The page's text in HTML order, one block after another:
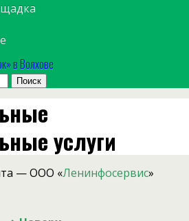
в Волхове
услуги
— ООО «Ленинфосервис»